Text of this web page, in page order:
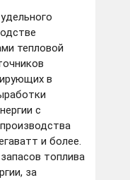
тепловой
в
с
и более.
топлива
за